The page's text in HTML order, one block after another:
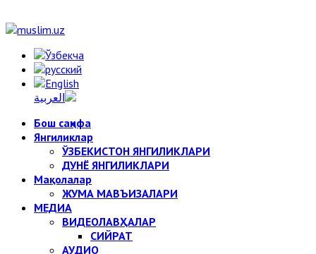
Бош саҳифа
Янгиликлар
ЎЗБЕКИСТОН ЯНГИЛИКЛАРИ
ДУНЁ ЯНГИЛИКЛАРИ
Мақолалар
ЖУМА МАВЪИЗАЛАРИ
МЕДИА
ВИДЕОЛАВҲАЛАР
СИЙРАТ
АУДИО